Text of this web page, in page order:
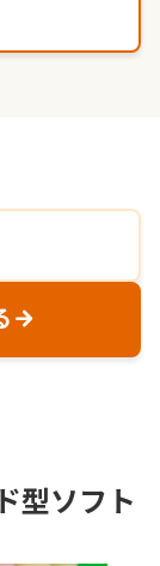
型ソフト